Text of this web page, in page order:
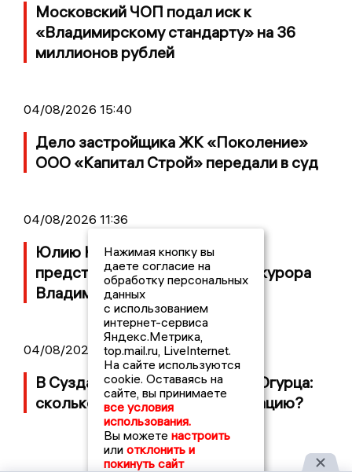
Московский ЧОП подал иск к
«Владимирскому стандарту» на 36
миллионов рублей
04/08/2026 15:40
Дело застройщика ЖК «Поколение»
ООО «Капитал Строй» передали в суд
04/08/2026 11:36
Юлию Калистову официально
представили в должности прокурора
Владимирской области
04/08/2026 09:01
В Суздале прошёл Фестиваль Огурца:
сколько потратили на организацию?
Нажимая кнопку вы
даете согласие на
обработку персональных
данных
с использованием
интернет-сервиса
Яндекс.Метрика,
top.mail.ru, LiveInternet.
На сайте используются
cookie. Оставаясь на
сайте, вы принимаете
все условия
использования.
Вы можете настроить
или отклонить и
покинуть сайт